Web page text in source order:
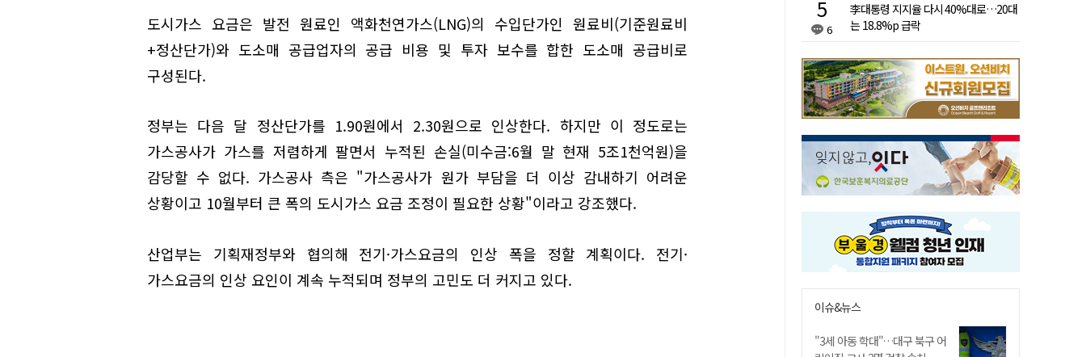
도시가스 요금은 발전 원료인 액화천연가스(LNG)의 수입단가인 원료비(기준원료비
+정산단가)와 도소매 공급업자의 공급 비용 및 투자 보수를 합한 도소매 공급비로
구성된다.
정부는 다음 달 정산단가를 1.90원에서 2.30원으로 인상한다. 하지만 이 정도로는
가스공사가 가스를 저렴하게 팔면서 누적된 손실(미수금:6월 말 현재 5조1천억원)을
감당할 수 없다. 가스공사 측은 "가스공사가 원가 부담을 더 이상 감내하기 어려운
상황이고 10월부터 큰 폭의 도시가스 요금 조정이 필요한 상황"이라고 강조했다.
산업부는 기획재정부와 협의해 전기·가스요금의 인상 폭을 정할 계획이다. 전기·
가스요금의 인상 요인이 계속 누적되며 정부의 고민도 더 커지고 있다.
6
李대통령 지지율 다시 40%대로…20대
는 18.8%p 급락
이슈&뉴스
"3세 아동 학대"…대구 북구 어